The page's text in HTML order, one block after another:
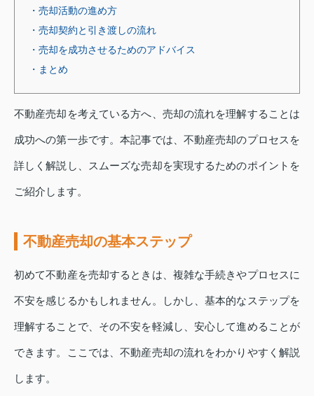
・売却活動の進め方
・売却契約と引き渡しの流れ
・売却を成功させるためのアドバイス
・まとめ
不動産売却を考えている方へ、売却の流れを理解することは
成功への第一歩です。本記事では、不動産売却のプロセスを
詳しく解説し、スムーズな売却を実現するためのポイントを
ご紹介します。
不動産売却の基本ステップ
初めて不動産を売却するときは、複雑な手続きやプロセスに
不安を感じるかもしれません。しかし、基本的なステップを
理解することで、その不安を軽減し、安心して進めることが
できます。ここでは、不動産売却の流れをわかりやすく解説
します。